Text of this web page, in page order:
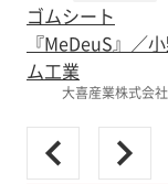
ゴムシート
『MeDeuS』／
ム工業
大喜産業株式会社